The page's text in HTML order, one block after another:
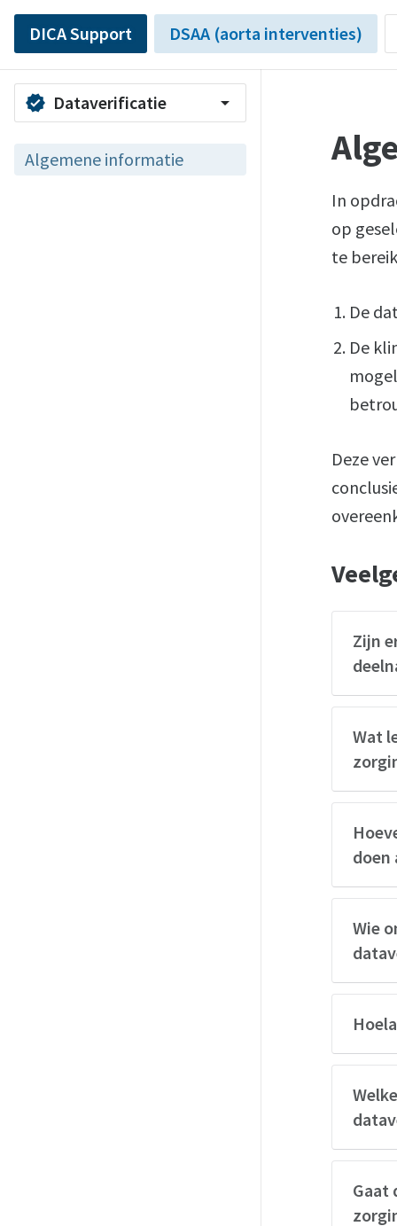
DICA Support DSAA (aorta interventies)
verified Dataverificatie arrow_drop_down
Algemene informatie
In
op
te
De
De
Deze
Zijn
Wat
doen
Wie
Gaat